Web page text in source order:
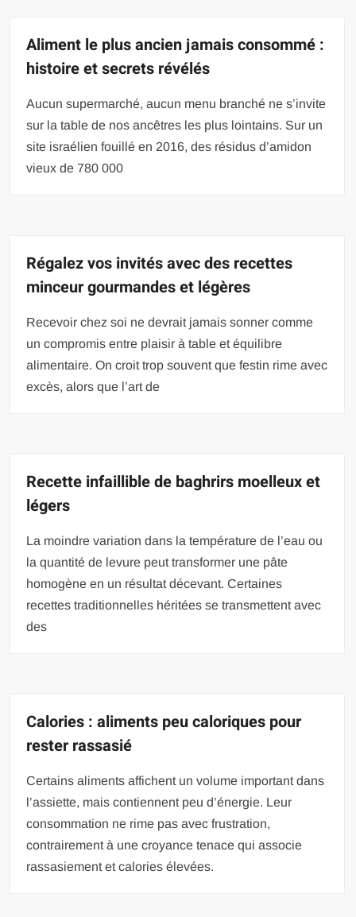
Aliment le plus ancien jamais consommé :
histoire et secrets révélés
Aucun supermarché, aucun menu branché ne s’invite
sur la table de nos ancêtres les plus lointains. Sur un
site israélien fouillé en 2016, des résidus d’amidon
vieux de 780 000
Régalez vos invités avec des recettes
minceur gourmandes et légères
Recevoir chez soi ne devrait jamais sonner comme
un compromis entre plaisir à table et équilibre
alimentaire. On croit trop souvent que festin rime avec
excès, alors que l’art de
Recette infaillible de baghrirs moelleux et
légers
La moindre variation dans la température de l’eau ou
la quantité de levure peut transformer une pâte
homogène en un résultat décevant. Certaines
recettes traditionnelles héritées se transmettent avec
des
Calories : aliments peu caloriques pour
rester rassasié
Certains aliments affichent un volume important dans
l’assiette, mais contiennent peu d’énergie. Leur
consommation ne rime pas avec frustration,
contrairement à une croyance tenace qui associe
rassasiement et calories élevées.